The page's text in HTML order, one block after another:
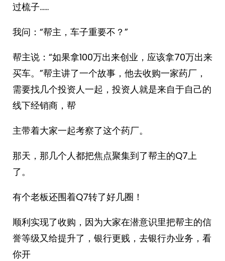
过梳子……
我问：“帮主，车子重要不？”
帮主说：“如果拿100万出来创业，应该拿70万出来
买车。”帮主讲了一个故事，他去收购一家药厂，
需要找几个投资人一起，投资人就是来自于自己的
线下经销商，帮
主带着大家一起考察了这个药厂。
那天，那几个人都把焦点聚集到了帮主的Q7上
了。
有个老板还围着Q7转了好几圈！
顺利实现了收购，因为大家在潜意识里把帮主的信
誉等级又给提升了，银行更贱，去银行办业务，看
你开